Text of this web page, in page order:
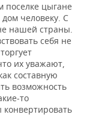
поселке цыгане
человеку. С
нашей страны.
себя не
их уважают,
составную
возможность
то